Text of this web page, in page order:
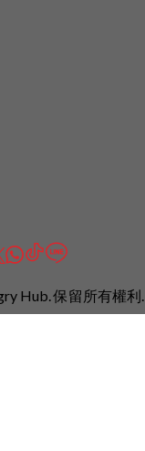
Hub. 保留所有權利.